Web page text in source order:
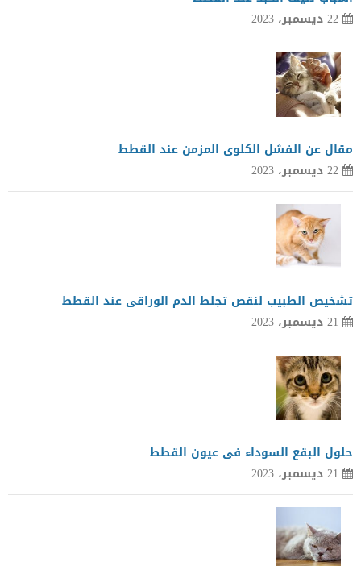
22 ديسمبر، 2023
مقال عن الفشل الكلوى المزمن عند القطط
22 ديسمبر، 2023
تشخيص الطبيب لنقص تجلط الدم الوراقى عند القطط
21 ديسمبر، 2023
حلول البقع السوداء فى عيون القطط
21 ديسمبر، 2023